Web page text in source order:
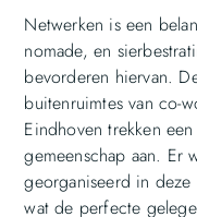
Netwerken is een
nomade, en
bevorderen hiervan.
buitenruimtes van co-
Eindhoven trekken
gemeenschap aan. Er
georganiseerd in
wat de perfecte